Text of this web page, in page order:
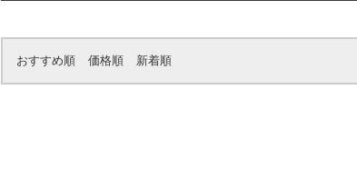
おすすめ順 価格順 新着順